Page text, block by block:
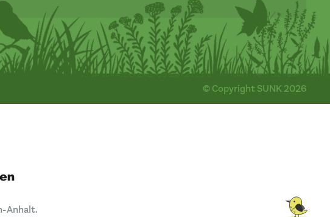
© Copyright SUNK 2026
Anhalt.